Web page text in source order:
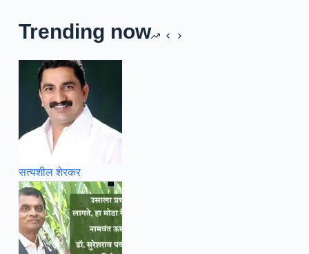
Trending now
सत्यशील शेरकर